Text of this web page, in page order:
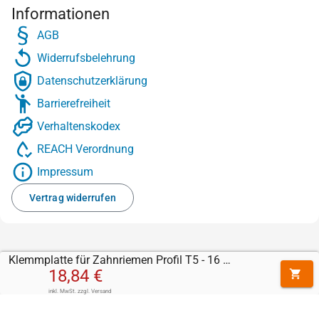
Klemmplatte für Zahnriemen Profil T5 - 16 mm
18,84 €
inkl. MwSt. zzgl. Versand
Informationen
AGB
Widerrufsbelehrung
Datenschutzerklärung
Barrierefreiheit
Verhaltenskodex
REACH Verordnung
Impressum
Vertrag widerrufen